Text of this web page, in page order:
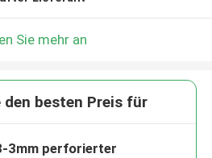
Sie mehr an
den besten Preis für
3mm perforierter